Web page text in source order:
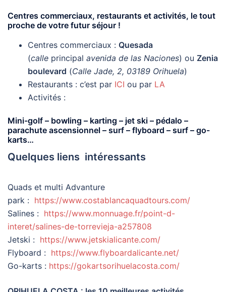
Centres commerciaux, restaurants et activités, le tout
proche de votre futur séjour !
Centres commerciaux : Quesada
(calle principal avenida de las Naciones) ou Zenia
boulevard (Calle Jade, 2, 03189 Orihuela)
Restaurants : c’est par ICI ou par LA
Activités :
Mini-golf – bowling – karting – jet ski – pédalo –
parachute ascensionnel – surf – flyboard – surf – go-
karts…
Quelques liens intéressants
Quads et multi Advanture
park : https://www.costablancaquadtours.com/
Salines : https://www.monnuage.fr/point-d-
interet/salines-de-torrevieja-a257808
Jetski : https://www.jetskialicante.com/
Flyboard : https://www.flyboardalicante.net/
Go-karts : https://gokartsorihuelacosta.com/